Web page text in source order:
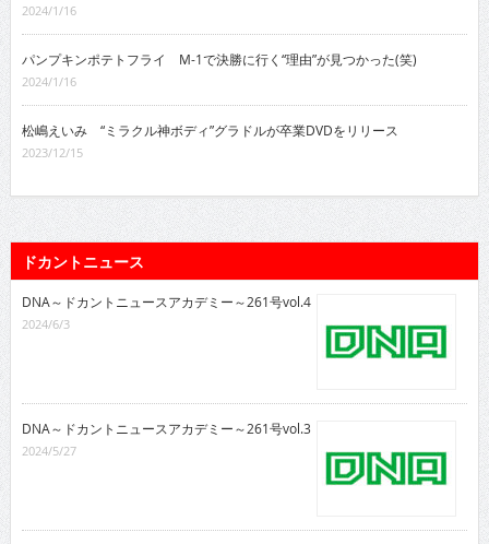
2024/1/16
パンプキンポテトフライ M-1で決勝に行く“理由”が見つかった(笑)
2024/1/16
松嶋えいみ “ミラクル神ボディ”グラドルが卒業DVDをリリース
2023/12/15
ドカントニュース
DNA～ドカントニュースアカデミー～261号vol.4
2024/6/3
DNA～ドカントニュースアカデミー～261号vol.3
2024/5/27